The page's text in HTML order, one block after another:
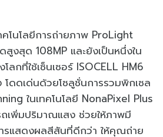
โนโลยีการถ่ายภาพ ProLight
สูงสุด 108MP และยังเป็นหนึ่งใน
ลกที่ใช้เซ็นเซอร์ ISOCELL HM6
โดดเด่นด้วยโซลูชั่นการรวมพิกเซล
ในเทคโนโลยี NonaPixel Plus
เพิ่มปริมาณแสง ช่วยให้ภาพมี
รแสดงผลสีสันที่ดีกว่า ให้คุณถ่าย